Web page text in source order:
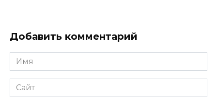
Добавить комментарий
Имя
*
Сайт